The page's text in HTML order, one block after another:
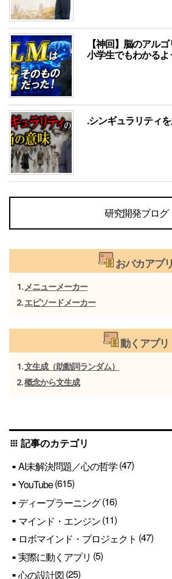
【神回】脳のアル
小学生でもわかる
.シンギュラリティ
研究開発ブログ
おバカアプリ
メニューメーカー
エピソードメーカー
動くアプリ
文生成（助動詞ランダム）
概念から文生成
apps 記事のカテゴリ
AI未解決問題／心の哲学(47)
YouTube(615)
ディープラーニング(16)
マインド・エンジン(11)
ロボマインド・プロジェクト (47)
実際に動くアプリ (5)
心の設計図(25)